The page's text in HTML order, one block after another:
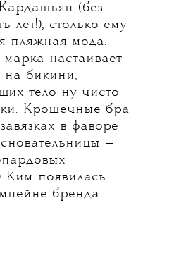
(без
лет!), столько ему
пляжная мода.
настаивает
на бикини,
тело ну чисто
Крошечные бра
в фаворе
—
Ким появилась
бренда.